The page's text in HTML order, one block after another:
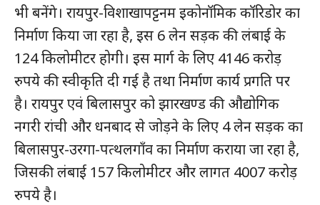
भी बनेंगे। रायपुर-विशाखापट्टनम इकोनॉमिक कॉरिडोर का
निर्माण किया जा रहा है, इस 6 लेन सड़क की लंबाई के
124 किलोमीटर होगी। इस मार्ग के लिए 4146 करोड़
रुपये की स्वीकृति दी गई है तथा निर्माण कार्य प्रगति पर
है। रायपुर एवं बिलासपुर को झारखण्ड की औद्योगिक
नगरी रांची और धनबाद से जोड़ने के लिए 4 लेन सड़क का
बिलासपुर-उरगा-पत्थलगाँव का निर्माण कराया जा रहा है,
जिसकी लंबाई 157 किलोमीटर और लागत 4007 करोड़
रुपये है।